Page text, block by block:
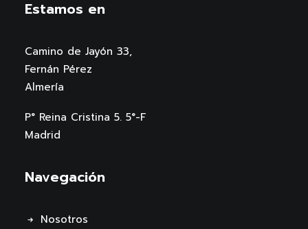
Estamos en
Camino de Jayón 33,
Fernán Pérez
Almería
P° Reina Cristina 5. 5°-F
Madrid
Navegación
Nosotros